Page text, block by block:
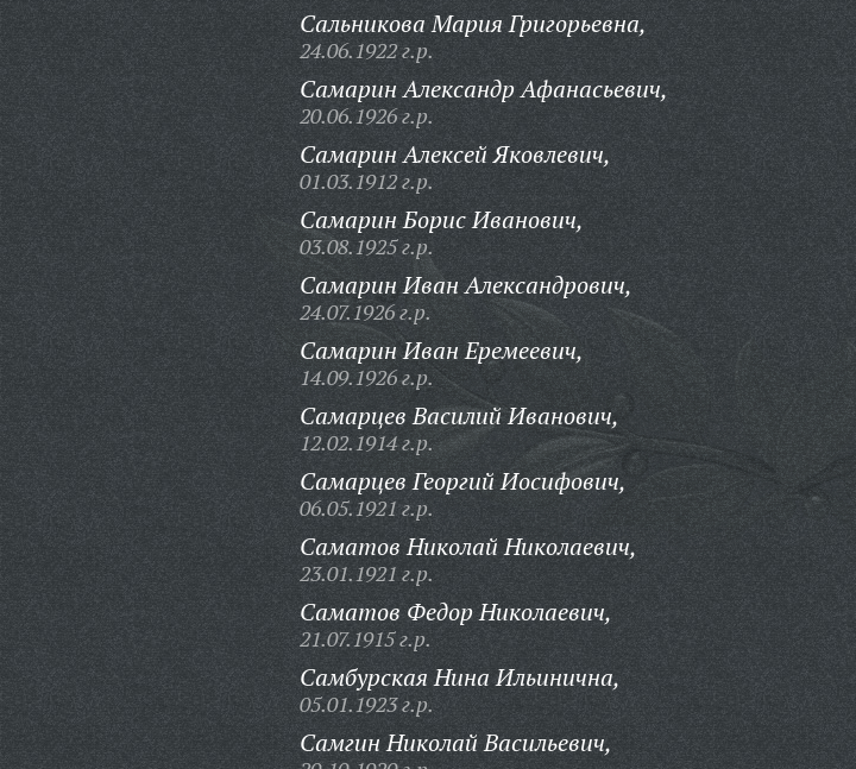
Сальникова Мария Григорьевна,
24.06.1922 г.р.
Самарин Александр Афанасьевич,
20.06.1926 г.р.
Самарин Алексей Яковлевич,
01.03.1912 г.р.
Самарин Борис Иванович,
03.08.1925 г.р.
Самарин Иван Александрович,
24.07.1926 г.р.
Самарин Иван Еремеевич,
14.09.1926 г.р.
Самарцев Василий Иванович,
12.02.1914 г.р.
Самарцев Георгий Иосифович,
06.05.1921 г.р.
Саматов Николай Николаевич,
23.01.1921 г.р.
Саматов Федор Николаевич,
21.07.1915 г.р.
Самбурская Нина Ильинична,
05.01.1923 г.р.
Самгин Николай Васильевич,